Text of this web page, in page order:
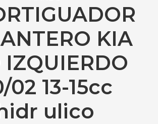
KIA
IZQUIERDO
02 13-15cc
ulico